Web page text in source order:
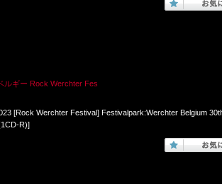
ルギー Rock Werchter Fes
[Rock Werchter Festival] Festivalpark:Werchter Belgium
R)]